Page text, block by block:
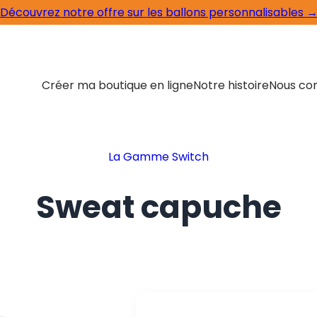
Découvrez notre offre sur les ballons personnalisables →
Créer ma boutique en ligneNotre histoireNous
La Gamme Switch
Sweat capuche